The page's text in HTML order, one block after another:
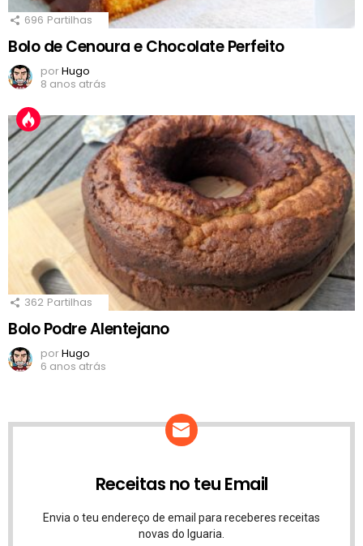
696 Partilhas
Bolo de Cenoura e Chocolate Perfeito
porHugo
8 anos atrás
362 Partilhas
Bolo Podre Alentejano
porHugo
6 anos atrás
Receitas no teu Email
Envia o teu endereço de email para receberes receitas
novas do Iguaria.